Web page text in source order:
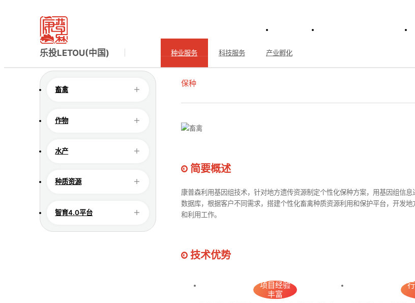
种业服务
SEED INDUSTRY
乐投LETOU(中国) 种业服务 科技服务 产业孵化
当前所在的位置：首页 乐投LETOU(中国) > 种业服务 > 种质资源 保种
畜禽
作物
水产
种质资源
智育4.0平台
保种
简要概述
康普森利用基因组技术，针对地方遗传资源制定个性化保种方案，用基因组信
数据库，根据客户不同需求，搭建个性化畜禽种质资源利用和保护平台，开发
和利用工作。
技术优势
项目经验
丰富